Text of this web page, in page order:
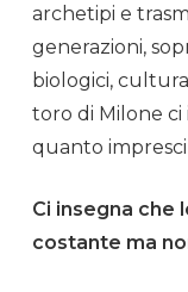
archetipi e
generazioni,
biologici,
toro di Milone
quanto
Ci insegna che
costante ma